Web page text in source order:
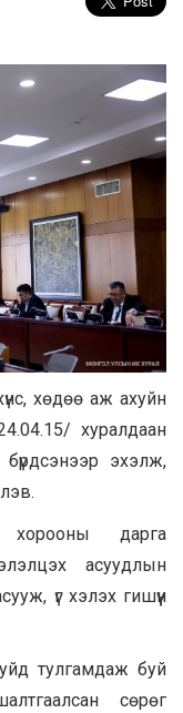
хөдөө аж ахуйн
хуралдаан
эхэлж,
дарга
асуудлын
үг хэлэх гишүүн
тулгамдаж буй
сөрөг